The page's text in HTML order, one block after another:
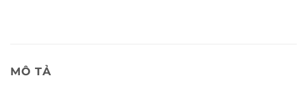
MÔ TẢ